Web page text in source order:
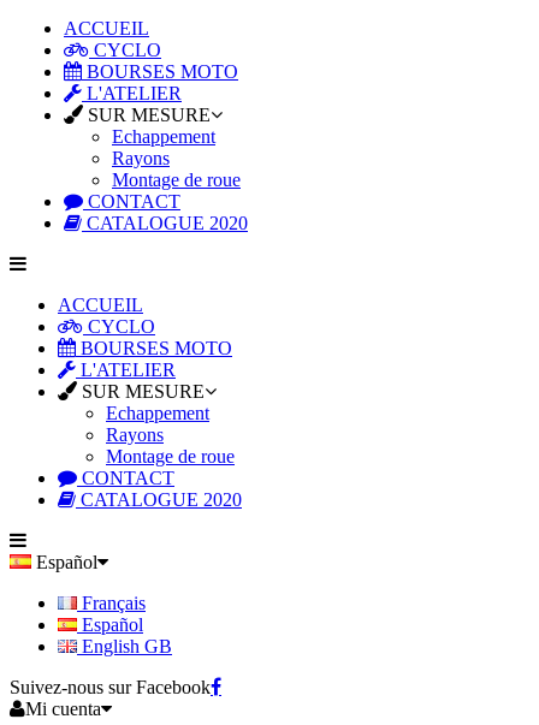
ACCUEIL
CYCLO
BOURSES MOTO
L'ATELIER
SUR MESURE
Echappement
Rayons
Montage de roue
CONTACT
CATALOGUE 2020
ACCUEIL
CYCLO
BOURSES MOTO
L'ATELIER
SUR MESURE
Echappement
Rayons
Montage de roue
CONTACT
CATALOGUE 2020
Español
Français
Español
English GB
Suivez-nous sur Facebook
Mi cuenta